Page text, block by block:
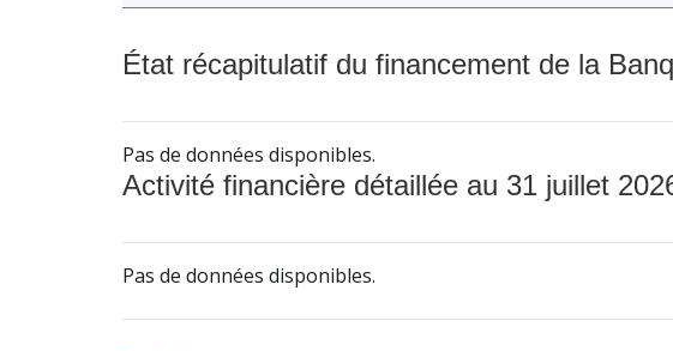
État récapitulatif du financement de la
Pas de données disponibles.
Activité financière détaillée au 31 juillet
Pas de données disponibles.